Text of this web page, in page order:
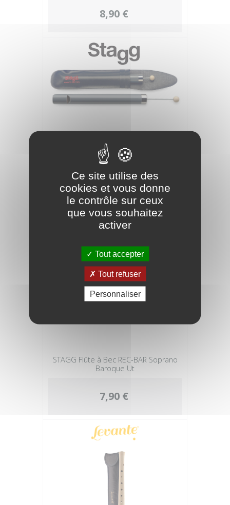
8,90 €
JAZZOFLUTE/PLASTIQUE+POCHETTE
20,00 €
STAGG Flûte à Bec REC-BAR Soprano
Baroque Ut
7,90 €
Ce site utilise des
cookies et vous donne
le contrôle sur ceux
que vous souhaitez
activer
Tout accepter
Tout refuser
Personnaliser